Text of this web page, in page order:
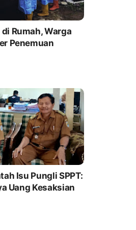
Rumah, Warga
Penemuan
Isu Pungli SPPT:
Uang Kesaksian